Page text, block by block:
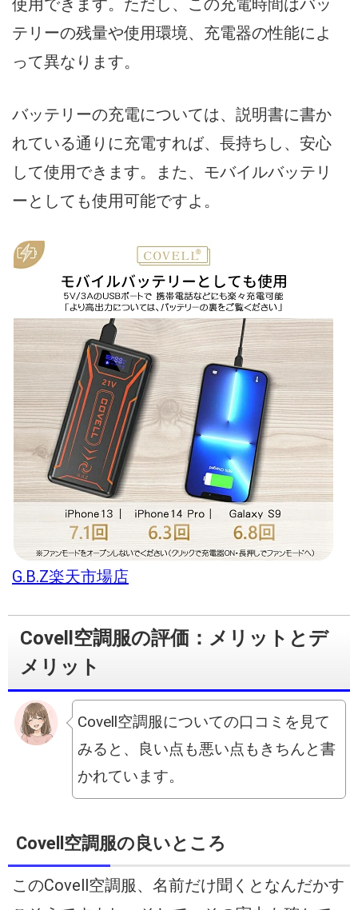
使用できます。ただし、この充電時間はバッ
テリーの残量や使用環境、充電器の性能によ
って異なります。
バッテリーの充電については、説明書に書か
れている通りに充電すれば、長持ちし、安心
して使用できます。また、モバイルバッテリ
ーとしても使用可能ですよ。
G.B.Z楽天市場店
Covell空調服の評価：メリットとデ
メリット
Covell空調服についての口コミを見て
みると、良い点も悪い点もきちんと書
かれています。
Covell空調服の良いところ
このCovell空調服、名前だけ聞くとなんだかす